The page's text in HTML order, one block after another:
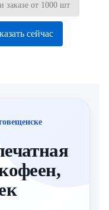
заказе от 1000 шт
сейчас